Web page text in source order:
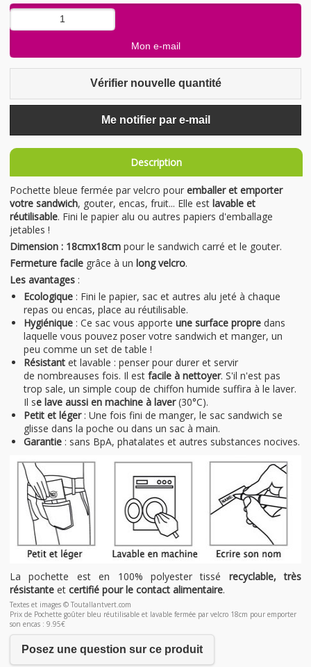
Vérifier nouvelle quantité
Me notifier par e-mail
Description
Pochette bleue fermée par velcro pour emballer et emporter
votre sandwich, gouter, encas, fruit... Elle est lavable et
réutilisable. Fini le papier alu ou autres papiers d'emballage
jetables !
Dimension : 18cmx18cm pour le sandwich carré et le gouter.
Fermeture facile grâce à un long velcro.
Les avantages :
Ecologique : Fini le papier, sac et autres alu jeté à chaque
repas ou encas, place au réutilisable.
Hygiénique : Ce sac vous apporte une surface propre dans
laquelle vous pouvez poser votre sandwich et manger, un
peu comme un set de table !
Résistant et lavable : penser pour durer et servir
de nombreauses fois. Il est facile à nettoyer. S'il n'est pas
trop sale, un simple coup de chiffon humide suffira à le laver.
Il se lave aussi en machine à laver(30°C).
Petit et léger : Une fois fini de manger, le sac sandwich se
glisse dans la poche ou dans un sac à main.
Garantie : sans BpA, phatalates et autres substances nocives.
La pochette est en 100% polyester tissé
recyclable, très
résistante et certifié pour le contact alimentaire.
Textes et images © Toutallantvert.com
Prix de Pochette goûter bleu réutilisable et lavable fermée par velcro 18cm pour emporter
son encas : 9.95€
Posez une question sur ce produit